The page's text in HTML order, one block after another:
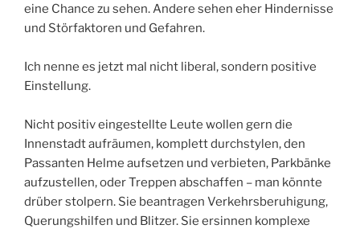
eine Chance zu sehen. Andere sehen eher Hindernisse
und Störfaktoren und Gefahren.
Ich nenne es jetzt mal nicht liberal, sondern positive
Einstellung.
Nicht positiv eingestellte Leute wollen gern die
Innenstadt aufräumen, komplett durchstylen, den
Passanten Helme aufsetzen und verbieten, Parkbänke
aufzustellen, oder Treppen abschaffen – man könnte
drüber stolpern. Sie beantragen Verkehrsberuhigung,
Querungshilfen und Blitzer. Sie ersinnen komplexe